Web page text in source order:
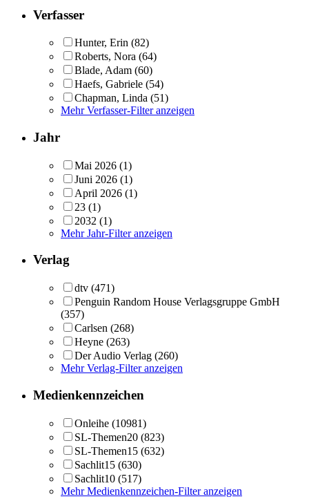
Verfasser
Hunter, Erin (82)
Roberts, Nora (64)
Blade, Adam (60)
Haefs, Gabriele (54)
Chapman, Linda (51)
Mehr Verfasser-Filter anzeigen
Jahr
Mai 2026 (1)
Juni 2026 (1)
April 2026 (1)
23 (1)
2032 (1)
Mehr Jahr-Filter anzeigen
Verlag
dtv (471)
Penguin Random House Verlagsgruppe GmbH
(357)
Carlsen (268)
Heyne (263)
Der Audio Verlag (260)
Mehr Verlag-Filter anzeigen
Medienkennzeichen
Onleihe (10981)
SL-Themen20 (823)
SL-Themen15 (632)
Sachlit15 (630)
Sachlit10 (517)
Mehr Medienkennzeichen-Filter anzeigen